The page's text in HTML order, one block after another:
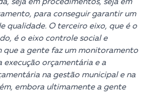
seja em procedimentos, seja em
para conseguir garantir um
qualidade. O terceiro eixo, que é o
é o eixo controle social e
que a gente faz um monitoramento
execução orçamentária e a
na gestão municipal e na
embora ultimamente a gente